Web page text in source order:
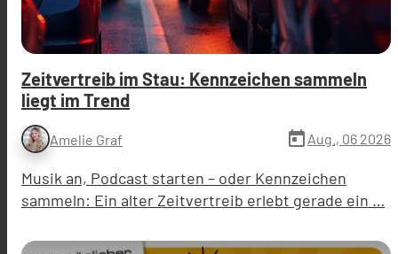
Zeitvertreib im Stau: Kennzeichen sammeln
liegt im Trend
Amelie Graf today Aug., 06 2026
Musik an, Podcast starten – oder Kennzeichen
sammeln: Ein alter Zeitvertreib erlebt gerade ein …